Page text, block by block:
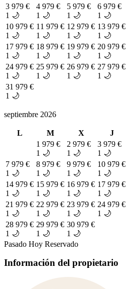
3 979 €
1 🌙
4 979 €
1 🌙
5 979 €
1 🌙
6 979 €
1 🌙
10 979 €
1 🌙
11 979 €
1 🌙
12 979 €
1 🌙
13 979 €
1 🌙
17 979 €
1 🌙
18 979 €
1 🌙
19 979 €
1 🌙
20 979 €
1 🌙
24 979 €
1 🌙
25 979 €
1 🌙
26 979 €
1 🌙
27 979 €
1 🌙
31 979 €
1 🌙
septiembre 2026
L M X J
1 979 €
1 🌙
2 979 €
1 🌙
3 979 €
1 🌙
7 979 €
1 🌙
8 979 €
1 🌙
9 979 €
1 🌙
10 979 €
1 🌙
14 979 €
1 🌙
15 979 €
1 🌙
16 979 €
1 🌙
17 979 €
1 🌙
21 979 €
1 🌙
22 979 €
1 🌙
23 979 €
1 🌙
24 979 €
1 🌙
28 979 €
1 🌙
29 979 €
1 🌙
30 979 €
1 🌙
Pasado Hoy Reservado
Información del propietario